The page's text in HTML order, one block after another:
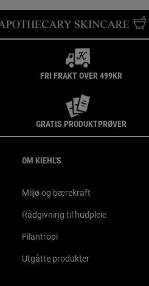
FRI FRAKT OVER 499KR
GRATIS PRODUKTPRØVER
OM KIEHL'S
Miljø og bærekraft
Rådgivning til hudpleie
Filantropi
Utgåtte produkter